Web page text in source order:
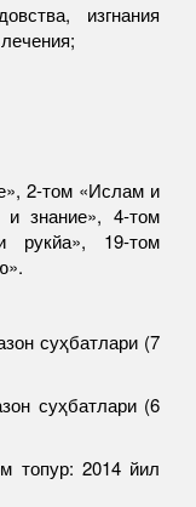
изгнания
2-том «Ислам и
знание», 4-том
рукйа», 19-том
суҳбатлари (7
суҳбатлари (6
топур: 2014 йил